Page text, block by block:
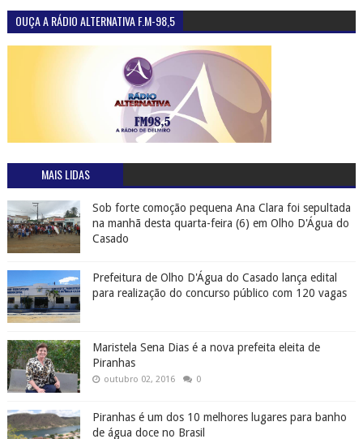
OUÇA A RÁDIO ALTERNATIVA F.M-98,5
MAIS LIDAS
Sob forte comoção pequena Ana Clara foi sepultada
na manhã desta quarta-feira (6) em Olho D'Água do
Casado
Prefeitura de Olho D'Água do Casado lança edital
para realização do concurso público com 120 vagas
Maristela Sena Dias é a nova prefeita eleita de
Piranhas
outubro 02, 2016 0
Piranhas é um dos 10 melhores lugares para banho
de água doce no Brasil